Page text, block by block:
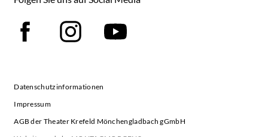
Datenschutzinformationen
Impressum
AGB der Theater Krefeld Mönchengladbach gGmbH